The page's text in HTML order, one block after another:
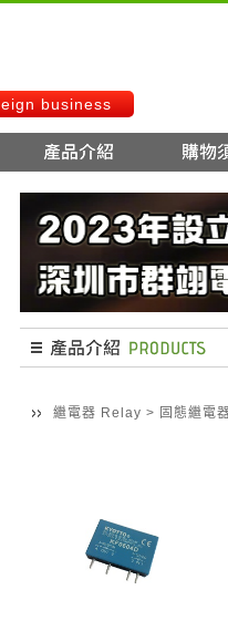
business
繼電器 Relay > 固態繼電